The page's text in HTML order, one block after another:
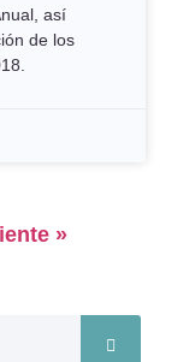
así
de los
»